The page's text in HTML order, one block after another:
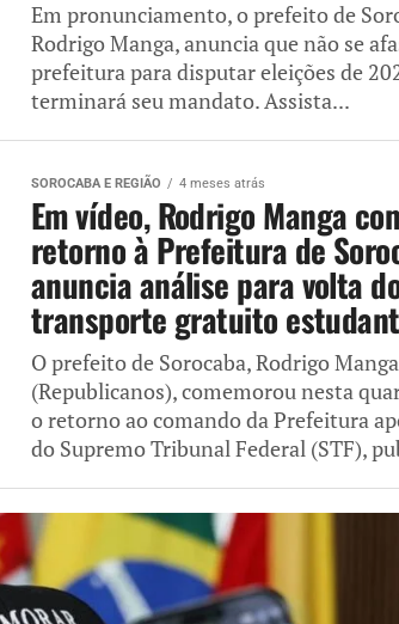
Em pronunciamento, o prefeito de
Rodrigo Manga, anuncia que não se
prefeitura para disputar eleições de
terminará seu mandato. Assista...
SOROCABA E REGIÃO 4 meses atrás
Em vídeo, Rodrigo Manga
retorno à Prefeitura de
anuncia análise para volta
transporte gratuito
O prefeito de Sorocaba, Rodrigo Manga
(Republicanos), comemorou nesta
o retorno ao comando da Prefeitura
do Supremo Tribunal Federal (STF),